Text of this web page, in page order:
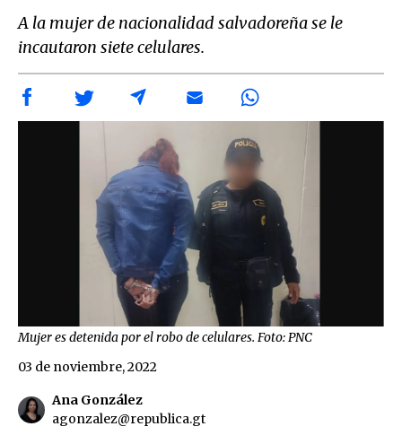
A la mujer de nacionalidad salvadoreña se le
incautaron siete celulares.
Mujer es detenida por el robo de celulares. Foto: PNC
Ana González
agonzalez@republica.gt
03 de noviembre, 2022